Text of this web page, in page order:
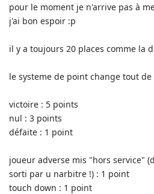
pour le moment je n'arrive pas à
j'ai bon espoir :p
il y a toujours 20 places comme la
le systeme de point change tout de
victoire : 5 points
nul : 3 points
défaite : 1 point
joueur adverse mis "hors service"
sorti par u narbitre !) : 1 point
touch down : 1 point